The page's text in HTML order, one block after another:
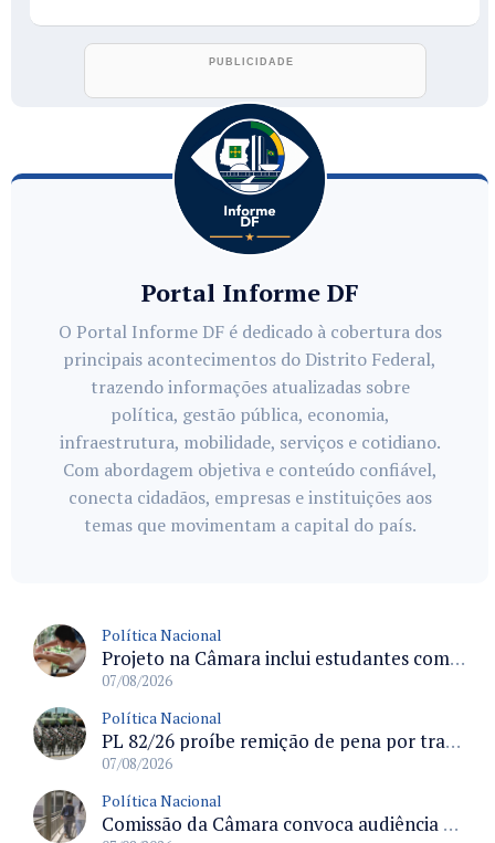
Portal Informe DF
O Portal Informe DF é dedicado à cobertura dos
principais acontecimentos do Distrito Federal,
trazendo informações atualizadas sobre
política, gestão pública, economia,
infraestrutura, mobilidade, serviços e cotidiano.
Com abordagem objetiva e conteúdo confiável,
conecta cidadãos, empresas e instituições aos
temas que movimentam a capital do país.
Política Nacional
Projeto na Câmara inclui estudantes com deficiência no regime escolar especial da LDB e estabelece critérios para frequência
07/08/2026
Política Nacional
PL 82/26 proíbe remição de pena por trabalho em funções militares para condenados por crimes contra o Estado Democrático de Direito
07/08/2026
Política Nacional
Comissão da Câmara convoca audiência para discutir misoginia nas escolas e universidades após divulgação de listas misóginas